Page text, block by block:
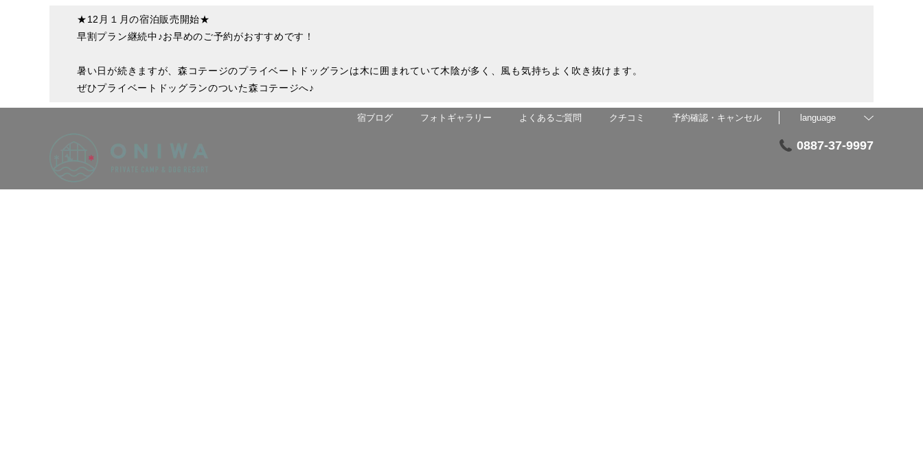
★12月１月の宿泊販売開始★
早割プラン継続中♪お早めのご予約がおすすめです！
暑い日が続きますが、森コテージのプライベートドッグランは木に囲まれていて木陰が多く、風も気持ちよく吹き抜けます。
ぜひプライベートドッグランのついた森コテージへ♪
宿ブログ フォトギャラリー よくあるご質問 クチコミ 予約確認・キャンセル language
0887-37-9997